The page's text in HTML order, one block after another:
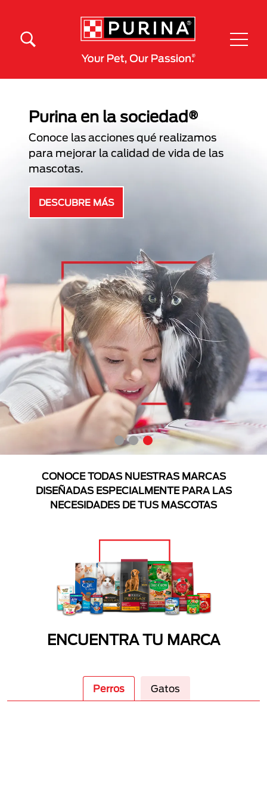
Purina en la sociedad®
Conoce las acciones qué realizamos
para mejorar la calidad de vida de las
mascotas.
DESCUBRE MÁS
CONOCE TODAS NUESTRAS MARCAS
DISEÑADAS ESPECIALMENTE PARA LAS
NECESIDADES DE TUS MASCOTAS
ENCUENTRA TU MARCA
Perros Gatos